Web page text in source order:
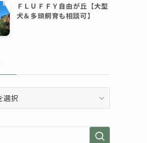
ＦＬＵＦＦＹ自由が丘【大型
犬＆多頭飼育も相談可】